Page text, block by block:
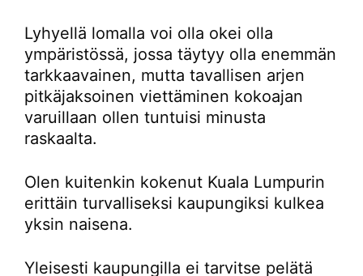
Lyhyellä lomalla voi olla okei olla
ympäristössä, jossa täytyy olla enemmän
tarkkaavainen, mutta tavallisen arjen
pitkäjaksoinen viettäminen kokoajan
varuillaan ollen tuntuisi minusta
raskaalta.
Olen kuitenkin kokenut Kuala Lumpurin
erittäin turvalliseksi kaupungiksi kulkea
yksin naisena.
Yleisesti kaupungilla ei tarvitse pelätä